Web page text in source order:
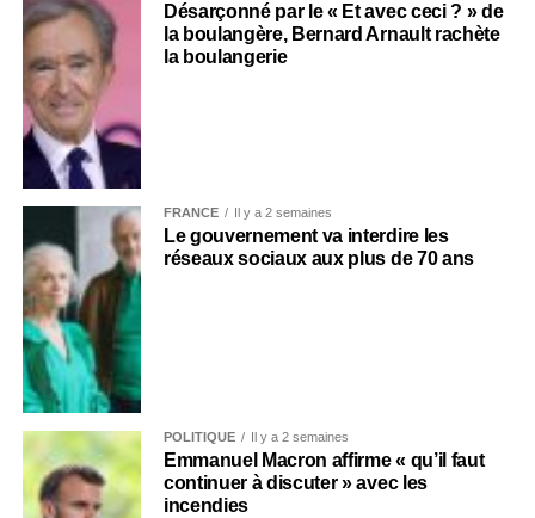
Désarçonné par le « Et avec ceci ? » de
la boulangère, Bernard Arnault rachète
la boulangerie
FRANCE Il y a 2 semaines
Le gouvernement va interdire les
réseaux sociaux aux plus de 70 ans
POLITIQUE Il y a 2 semaines
Emmanuel Macron affirme « qu’il faut
continuer à discuter » avec les
incendies